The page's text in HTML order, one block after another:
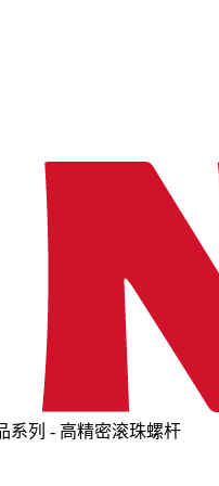
系列 - 高精密滚珠螺杆